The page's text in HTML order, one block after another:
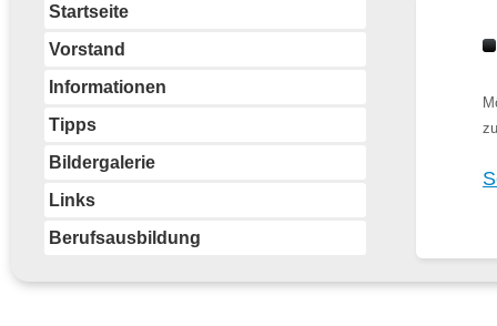
Startseite
Vorstand
Informationen
Tipps
Bildergalerie
Links
Berufsausbildung